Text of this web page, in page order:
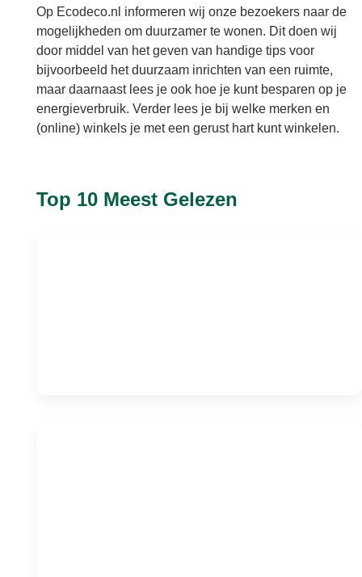
Op Ecodeco.nl informeren wij onze bezoekers naar de
mogelijkheden om duurzamer te wonen. Dit doen wij
door middel van het geven van handige tips voor
bijvoorbeeld het duurzaam inrichten van een ruimte,
maar daarnaast lees je ook hoe je kunt besparen op je
energieverbruik. Verder lees je bij welke merken en
(online) winkels je met een gerust hart kunt winkelen.
Top 10 Meest Gelezen